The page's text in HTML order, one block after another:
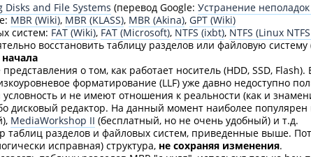
and File Systems (перевод Google: Устранение
MBR (Wiki), MBR (KLASS), MBR (Akina), GPT (Wiki)
систем: FAT (Wiki), FAT (Microsoft), NTFS (ixbt), NTFS (Linux
восстановить таблицу разделов или файловую систему
о том, как работает носитель (HDD, SSD,
форматирование (LLF) уже давно недоступно
условность и не имеют отношения к реальности (как и
дисковый редактор. На данный момент наиболее популярен
MediaWorkshop II (бесплатный, но не очень удобный) и т.д.
таблиц разделов и файловых систем, приведенные выше.
исправная) структура, не сохраняя изменения.